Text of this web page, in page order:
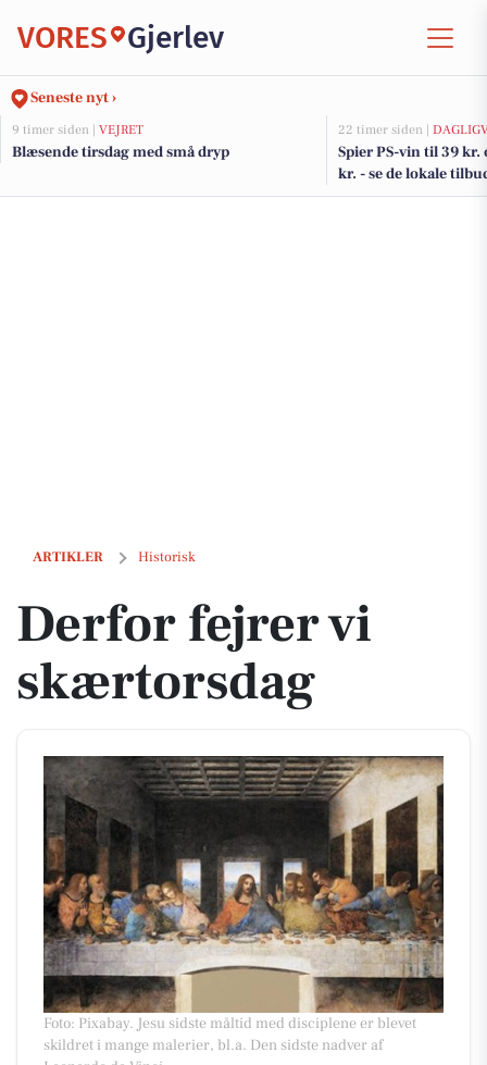
VORES Gjerlev
Seneste nyt ›
9 timer siden | VEJRET
Blæsende tirsdag med små dryp
22 timer siden |
Spier PS-vin til 39
kr. - se de lokale
ARTIKLER Historisk
Derfor fejrer vi skærtorsdag
Derfor fejrer vi
skærtorsdag
Foto: Pixabay. Jesu sidste måltid med disciplene er blevet
skildret i mange malerier, bl.a. Den sidste nadver af